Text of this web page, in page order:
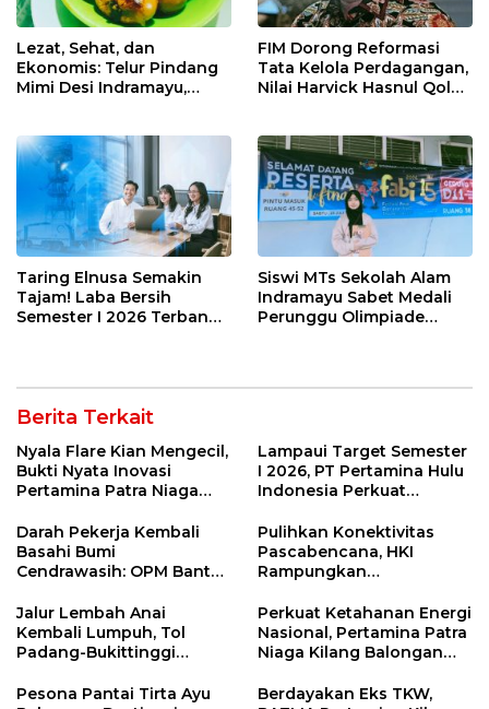
Lezat, Sehat, dan
Ekonomis: Telur Pindang
Mimi Desi Indramayu,
Ketagihan!
FIM Dorong Reformasi
Tata Kelola Perdagangan,
Nilai Harvick Hasnul Qolbi
Taring Elnusa Semakin
Tajam! Laba Bersih
Semester I 2026 Terbang
Siswi MTs Sekolah Alam
Indramayu Sabet Medali
Perunggu Olimpiade
Berita Terkait
Nyala Flare Kian Mengecil,
Bukti Nyata Inovasi
Pertamina Patra Niaga
Net Zero Emission 2060
Lampaui Target Semester
I 2026, PT Pertamina Hulu
Indonesia Perkuat
Nasional Lewat Inovasi &
Keselamatan Kerja
Darah Pekerja Kembali
Basahi Bumi
Cendrawasih: OPM Bantai
di Tolikara!
Pulihkan Konektivitas
Pascabencana, HKI
Rampungkan
Lembah Anai dan Malalak
Jalur Lembah Anai
Kembali Lumpuh, Tol
Padang-Bukittinggi
Strategis
Perkuat Ketahanan Energi
Nasional, Pertamina Patra
Niaga Kilang Balongan
Jetty Propylene
Pesona Pantai Tirta Ayu
Berdayakan Eks TKW,